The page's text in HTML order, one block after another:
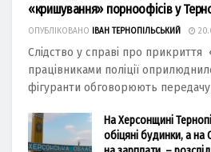
«кришування» порноофісів у
ОПУБЛІКОВАНО ІВАН ТЕРНОПІЛЬСЬКИЙ
Слідство у справі про прикриття
працівниками поліції
фігуранти обговорюють
На Херсонщині
обіцяні будинки, а на